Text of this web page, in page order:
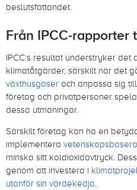
beslutsfattandet.
Från IPCC-
IPCC:s resultat understryker
klimatåtgärder, särskilt när det
växthusgaseroch anpassa sig
företag och privatpersoner
dessa utmaningar.
Särskilt företag kan ha en
implementera
minska sitt koldioxidavtryck.
genom att investera i
utanför sin värdekedja.